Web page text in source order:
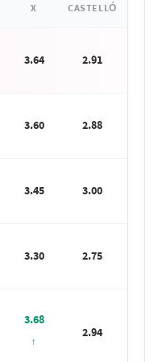
X CASTELLÓ
3.64 2.91
3.60 2.88
3.45 3.00
3.30 2.75
3.68
2.94